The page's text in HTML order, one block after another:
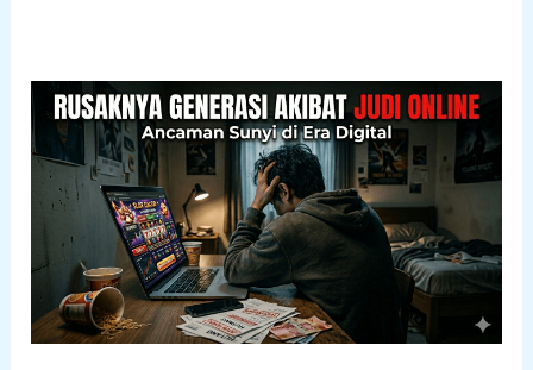
Rusaknya
Generasi
Akibat
Judi
Ancaman
Sunyi
di